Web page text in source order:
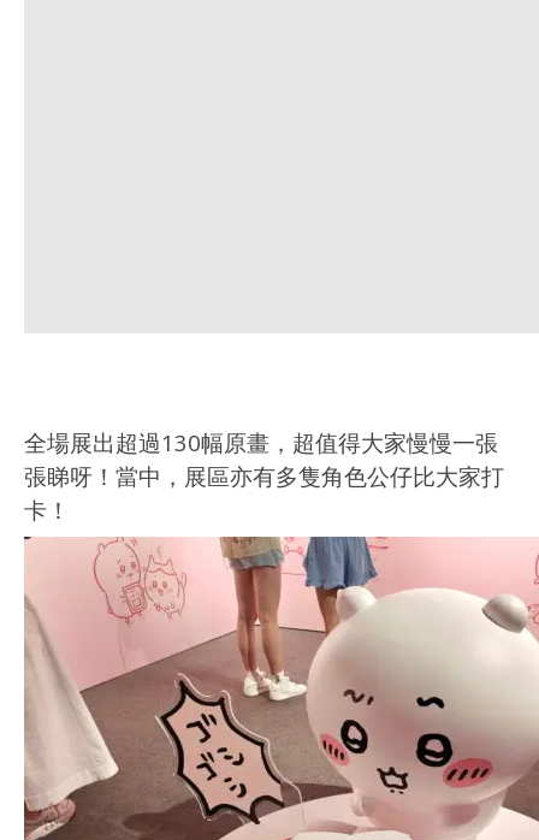
全場展出超過130幅原畫，超值得大家慢慢一張
張睇呀！當中，展區亦有多隻角色公仔比大家打
卡！